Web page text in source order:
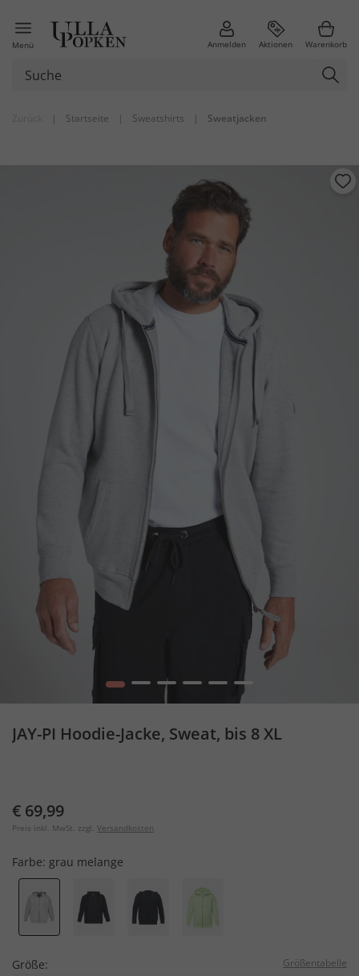
Menü Anmelden Aktionen Warenkorb
| Startseite | Sweatshirts | Sweatjacken
1 2 3 4 5 6
JAY-PI Hoodie-Jacke, Sweat, bis 8 XL
€ 69,99
Preis inkl. MwSt. zzgl. Versandkosten
Farbe: grau melange
Größe: Größentabelle